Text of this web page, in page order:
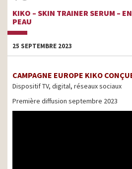
KIKO – SKIN TRAINER SERUM –
PEAU
25 SEPTEMBRE 2023
CAMPAGNE EUROPE KIKO
Dispositif TV, digital, réseaux sociaux
Première diffusion septembre 2023